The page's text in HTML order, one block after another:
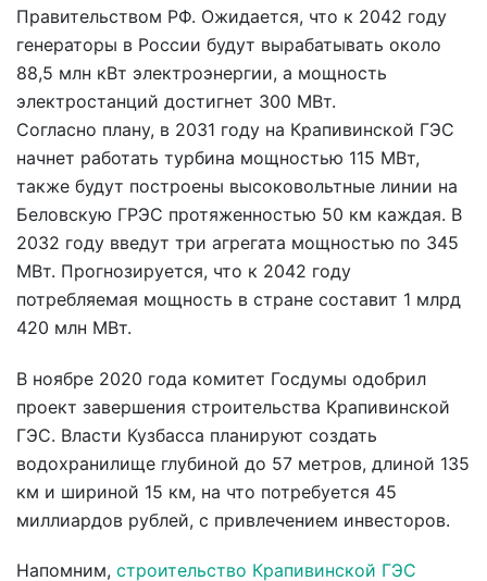
Правительством РФ. Ожидается, что к 2042 году
генераторы в России будут вырабатывать около
88,5 млн кВт электроэнергии, а мощность
электростанций достигнет 300 МВт.
Согласно плану, в 2031 году на Крапивинской ГЭС
начнет работать турбина мощностью 115 МВт,
также будут построены высоковольтные линии на
Беловскую ГРЭС протяженностью 50 км каждая. В
2032 году введут три агрегата мощностью по 345
МВт. Прогнозируется, что к 2042 году
потребляемая мощность в стране составит 1 млрд
420 млн МВт.
В ноябре 2020 года комитет Госдумы одобрил
проект завершения строительства Крапивинской
ГЭС. Власти Кузбасса планируют создать
водохранилище глубиной до 57 метров, длиной 135
км и шириной 15 км, на что потребуется 45
миллиардов рублей, с привлечением инвесторов.
Напомним, строительство Крапивинской ГЭС